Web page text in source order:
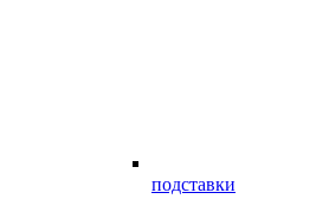
подставки